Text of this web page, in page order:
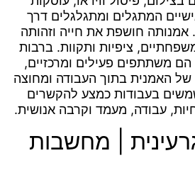
המתגלים ומתגלגלים דרך
אמנותה חושפת את חייה וזהותה
ציפיות ותקוות. ברבות
משתתפים פעילים ומרכזיים,
האמנית בתוך העבודה ומחוצה
בעבודות כמצע להקשרים
עבודה, מעמד וקרבה אנושית.
| מחשבות